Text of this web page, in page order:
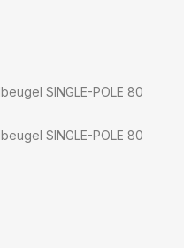
SINGLE-POLE 80
SINGLE-POLE 80